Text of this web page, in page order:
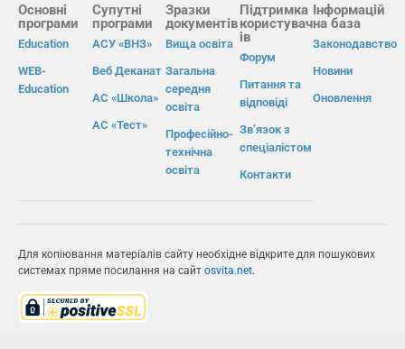
Основні
програми
Education
WEB-
Education
Супутні
програми
АСУ «ВНЗ»
Веб Деканат
АС «Школа»
АС «Тест»
Зразки
документів
Вища освіта
Загальна
середня
освіта
Професійно-
технічна
освіта
Підтримка
користувач
ів
Форум
Питання та
відповіді
Зв’язок з
спеціалістом
Контакти
Інформацій
на база
Законодавство
Новини
Оновлення
Для копіювання матеріалів сайту необхідне відкрите для пошукових
системах пряме посилання на сайт osvita.net.